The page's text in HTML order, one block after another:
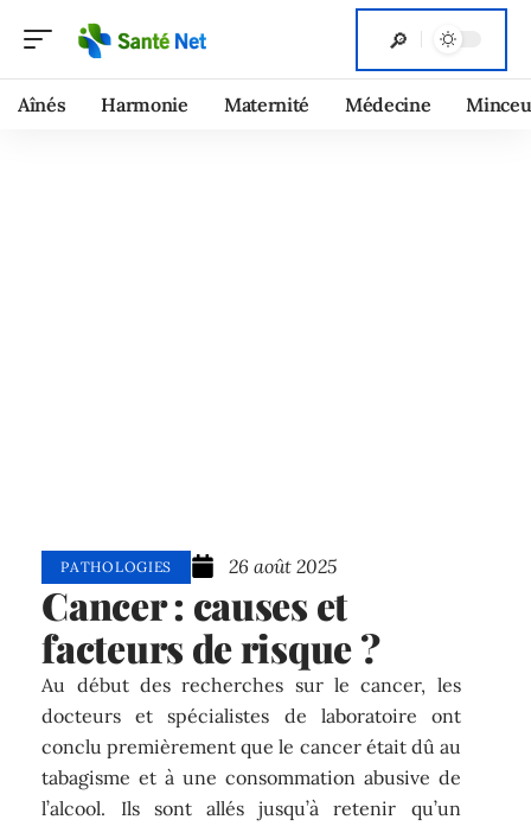
Aînés Harmonie Maternité Médecine
PATHOLOGIES 26 août 2025
Cancer : causes et
facteurs de risque ?
Au début des recherches sur le cancer, les
docteurs et spécialistes de laboratoire ont
conclu premièrement que le cancer était dû au
tabagisme et à une consommation abusive de
l’alcool. Ils sont allés jusqu’à retenir qu’un